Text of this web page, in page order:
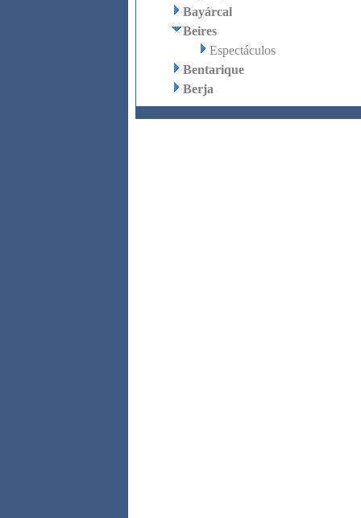
Bayárcal
Beires
Espectáculos
Bentarique
Berja